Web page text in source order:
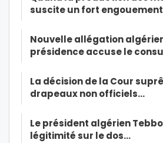
suscite un fort engouement
Nouvelle allégation
présidence accuse le
La décision de la Cour
drapeaux non officiels…
Le président algérien
légitimité sur le dos…